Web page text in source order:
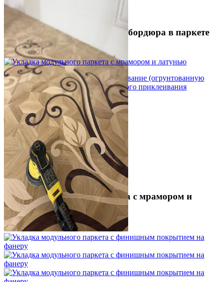
Устройство криволинейного бордюра в паркете
2 500 ₽
Укладка модульного паркета с мрамором и
латунью
3 500 ₽